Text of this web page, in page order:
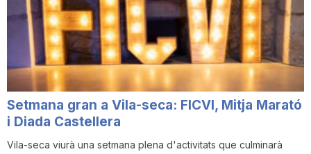
i
u
t
Setmana gran a Vila-seca: FICVI, Mitja Marató
i Diada Castellera
Vila-seca viurà una setmana plena d'activitats que culminarà